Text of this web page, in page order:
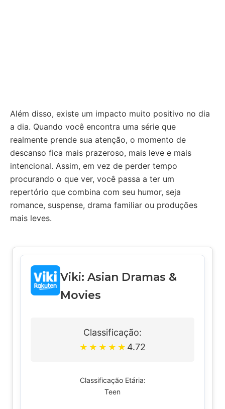
Além disso, existe um impacto muito positivo no dia
a dia. Quando você encontra uma série que
realmente prende sua atenção, o momento de
descanso fica mais prazeroso, mais leve e mais
intencional. Assim, em vez de perder tempo
procurando o que ver, você passa a ter um
repertório que combina com seu humor, seja
romance, suspense, drama familiar ou produções
mais leves.
Viki: Asian Dramas &
Movies
Classificação:
★ ★ ★ ★ ★ 4.72
Classificação Etária:
Teen